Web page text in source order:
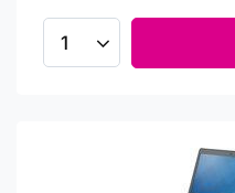
Ilość produktów